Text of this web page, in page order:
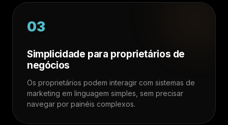
03
Simplicidade para proprietários de
negócios
Os proprietários podem interagir com sistemas de
marketing em linguagem simples, sem precisar
navegar por painéis complexos.